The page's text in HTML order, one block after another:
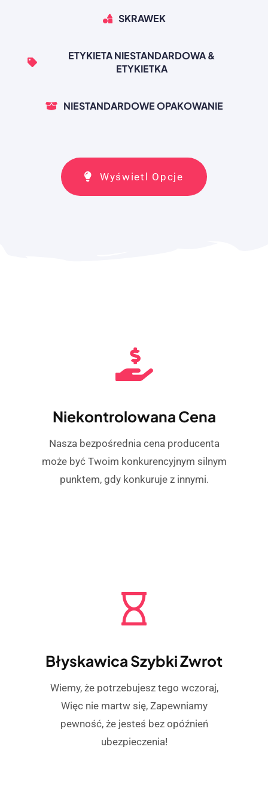
SKRAWEK
ETYKIETA NIESTANDARDOWA &
ETYKIETKA
NIESTANDARDOWE OPAKOWANIE
Wyświetl Opcje
Niekontrolowana Cena
Nasza bezpośrednia cena producenta
może być Twoim konkurencyjnym silnym
punktem, gdy konkuruje z innymi.
Błyskawica Szybki Zwrot
Wiemy, że potrzebujesz tego wczoraj,
Więc nie martw się, Zapewniamy
pewność, że jesteś bez opóźnień
ubezpieczenia!